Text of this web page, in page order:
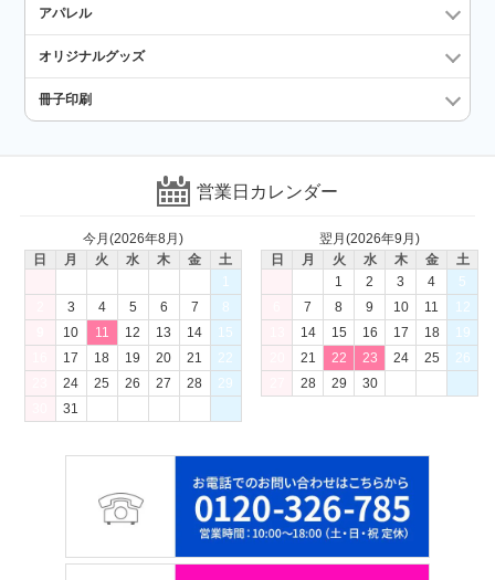
アパレル
オリジナルグッズ
冊子印刷
営業日カレンダー
今月(2026年8月)
日
月 火 水 木 金
土
1
3 4 5 6 7
8
10 11 12 13 14
15
17 18 19 20 21
22
24 25 26 27 28
29
31
翌月(2026年9月)
日
月 火 水 木 金
土
1
2 3 4
5
7 8 9 10 11
12
14 15 16 17 18
19
21 22 23 24 25
26
28 29 30